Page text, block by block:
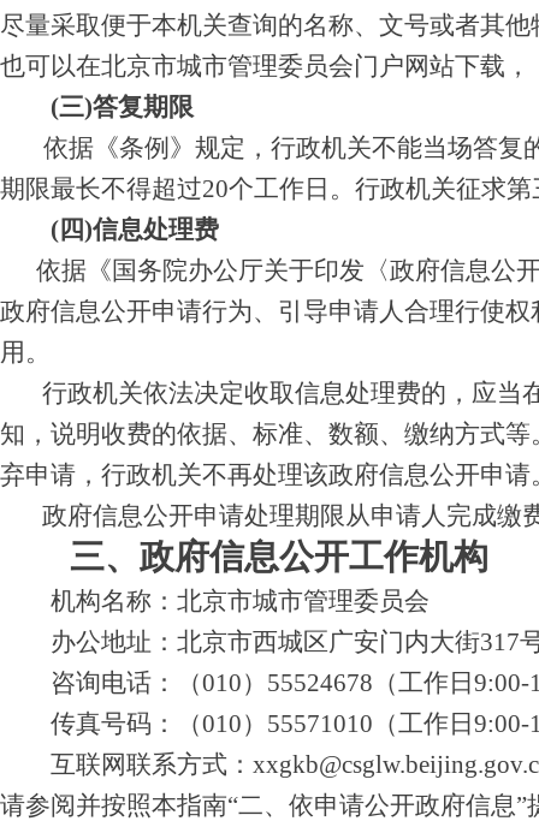
尽量采取便于本机关查询的名称、文号或者其
也可以在北京市城市管理委员会门户网站下载
(三)答复期限
依据《条例》规定，行政机关不能当场答复
期限最长不得超过20个工作日。行政机关征求
(四)信息处理费
依据《国务院办公厅关于印发〈政府信息公
政府信息公开申请行为、引导申请人合理行使
用。
行政机关依法决定收取信息处理费的，应当
知，说明收费的依据、标准、数额、缴纳方式
弃申请，行政机关不再处理该政府信息公开申请
政府信息公开申请处理期限从申请人完成缴
三、政府信息公开工作机构
机构名称：北京市城市管理委员会
办公地址：北京市西城区广安门内大街317
咨询电话：（010）55524678（工作日9:00-
传真号码：（010）55571010（工作日9:00-
互联网联系方式：
请参阅并按照本指南“二、依申请公开政府信息”